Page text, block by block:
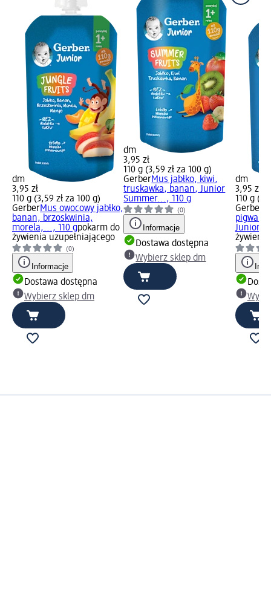
dm
3,95 zł
110 g (3,59 zł za 100 g)
GerberMus owocowy jabłko,
banan, brzoskwinia,
morela,..., 110 gpokarm do
żywienia uzupełniającego
(0)
Informacje
Dostawa dostępna
Wybierz sklep dm
dm
3,95 zł
110 g (3,59 zł za 100 g)
GerberMus jabłko, kiwi,
truskawka, banan, Junior
Summer..., 110 g
(0)
Informacje
Dostawa dostępna
Wybierz sklep dm
dm
3,95 zł
110 g
Gerber
pigwa z
Junior...,